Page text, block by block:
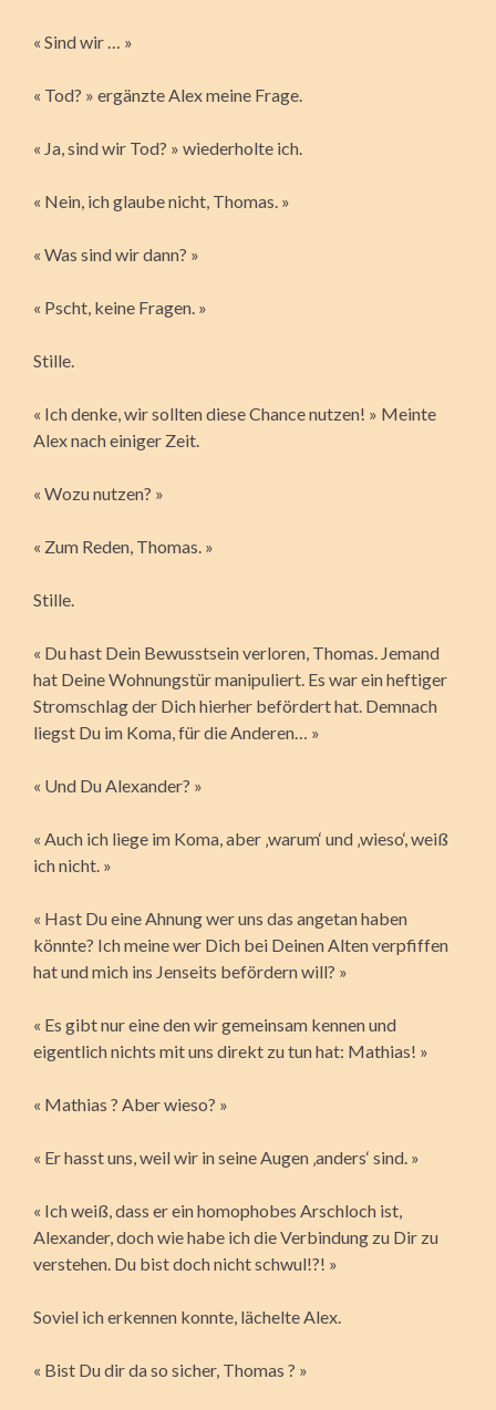
« Sind wir … »
« Tod? » ergänzte Alex meine Frage.
« Ja, sind wir Tod? » wiederholte ich.
« Nein, ich glaube nicht, Thomas. »
« Was sind wir dann? »
« Pscht, keine Fragen. »
Stille.
« Ich denke, wir sollten diese Chance nutzen! » Meinte
Alex nach einiger Zeit.
« Wozu nutzen? »
« Zum Reden, Thomas. »
Stille.
« Du hast Dein Bewusstsein verloren, Thomas. Jemand
hat Deine Wohnungstür manipuliert. Es war ein heftiger
Stromschlag der Dich hierher befördert hat. Demnach
liegst Du im Koma, für die Anderen… »
« Und Du Alexander? »
« Auch ich liege im Koma, aber ‚warum‘ und ‚wieso‘, weiß
ich nicht. »
« Hast Du eine Ahnung wer uns das angetan haben
könnte? Ich meine wer Dich bei Deinen Alten verpfiffen
hat und mich ins Jenseits befördern will? »
« Es gibt nur eine den wir gemeinsam kennen und
eigentlich nichts mit uns direkt zu tun hat: Mathias! »
« Mathias ? Aber wieso? »
« Er hasst uns, weil wir in seine Augen ‚anders‘ sind. »
« Ich weiß, dass er ein homophobes Arschloch ist,
Alexander, doch wie habe ich die Verbindung zu Dir zu
verstehen. Du bist doch nicht schwul!?! »
Soviel ich erkennen konnte, lächelte Alex.
« Bist Du dir da so sicher, Thomas ? »